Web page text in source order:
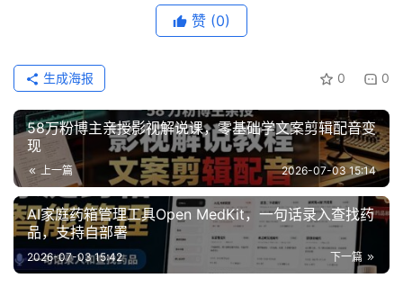
赞 (0)
0 0
生成海报
58万粉博主亲授影视解说课，零基础学文案剪辑配音变
现
上一篇 2026-07-03 15:14
AI家庭药箱管理工具Open MedKit，一句话录入查找药
品，支持自部署
下一篇
2026-07-03 15:42